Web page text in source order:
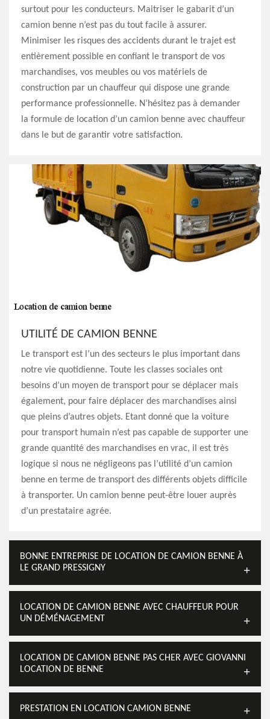
surtout pour les conducteurs. Maitriser le gabarit d’un
camion benne n’est pas du tout facile à assurer.
Minimiser les risques des accidents durant le trajet est
entièrement possible en confiant le transport de vos
marchandises, vos meubles ou vos matériels de
construction par un chauffeur qui dispose une grande
performance professionnelle. N’hésitez pas à demander
la formule de location d’un camion benne avec chauffeur
dans le but de garantir votre satisfaction.
UTILITÉ DE CAMION BENNE
Le transport est l’un des secteurs le plus important dans
notre vie quotidienne. Toute les classes sociales ont
besoins d’un moyen de transport pour se déplacer mais
également, pour faire déplacer des marchandises ainsi
que pleins d’autres objets. Etant donné que la voiture
pour transport humain n’est pas capable de supporter une
grande quantité des marchandises en vrac, il est très
logique si nous ne négligeons pas l’utilité d’un camion
benne en terme de transport des différents objets difficile
à transporter. Un camion benne peut-être louer auprès
d’un prestataire agrée.
BONNE ENTREPRISE DE LOCATION DE CAMION BENNE À
LE GRAND PRESSIGNY
LOCATION DE CAMION BENNE AVEC CHAUFFEUR POUR
UN DÉMÉNAGEMENT
LOCATION DE CAMION BENNE PAS CHER AVEC GIOVANNI
LOCATION DE BENNE
PRESTATION EN LOCATION CAMION BENNE